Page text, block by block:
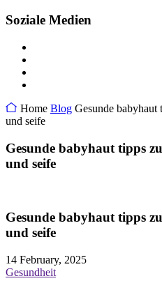
Soziale Medien
Home Blog Gesunde babyhaut
und seife
Gesunde babyhaut tipps
und seife
Gesunde babyhaut tipps
und seife
14 February, 2025
Gesundheit